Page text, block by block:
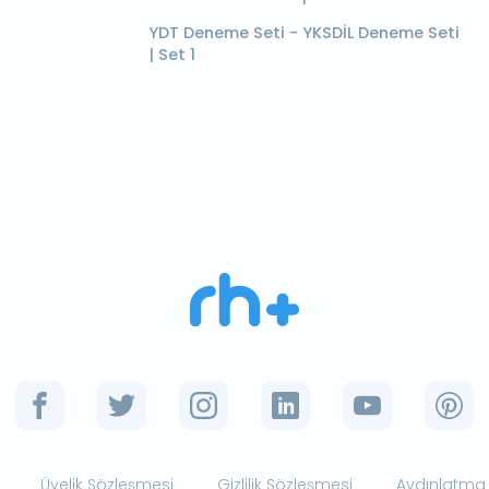
YDT Deneme Seti - YKSDİL Deneme Seti
| Set 1
Üyelik Sözleşmesi Gizlilik Sözleşmesi